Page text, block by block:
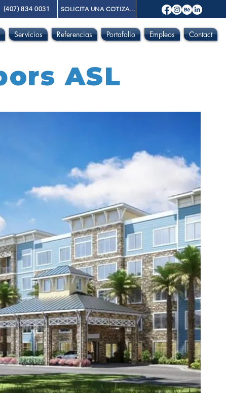
Servicios Referencias Portafolio Empleos Contact
(407) 834 0031 SOLICITA UNA COTIZACIÓN
ASL